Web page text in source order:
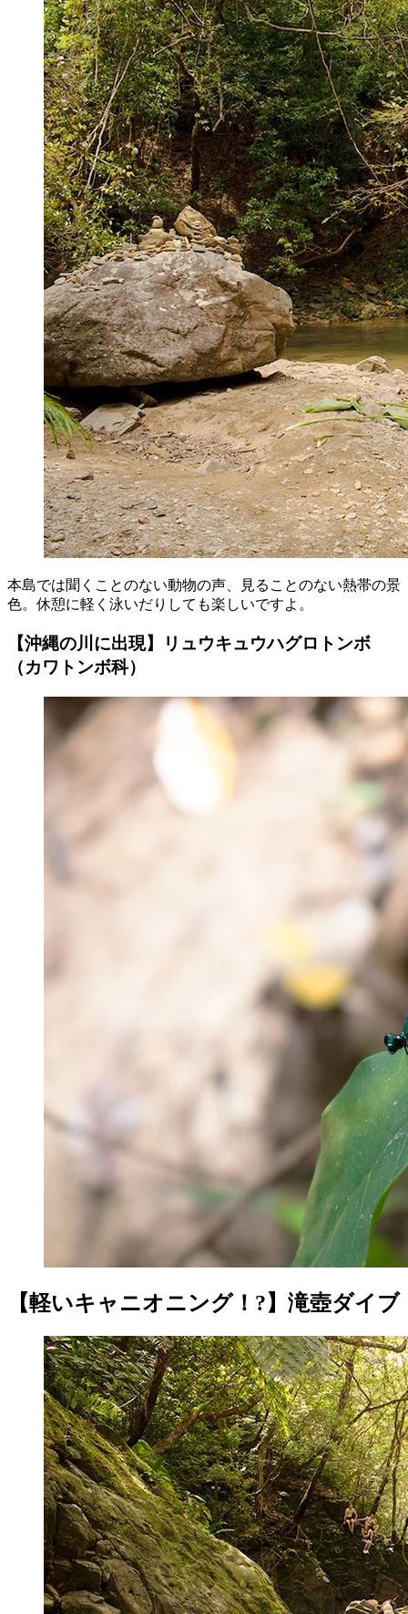
本島では聞くことのない動物の声、見ることのない熱帯の景
色。休憩に軽く泳いだりしても楽しいですよ。
【沖縄の川に出現】リュウキュウハグロトンボ
（カワトンボ科）
【軽いキャニオニング！?】滝壺ダイブ